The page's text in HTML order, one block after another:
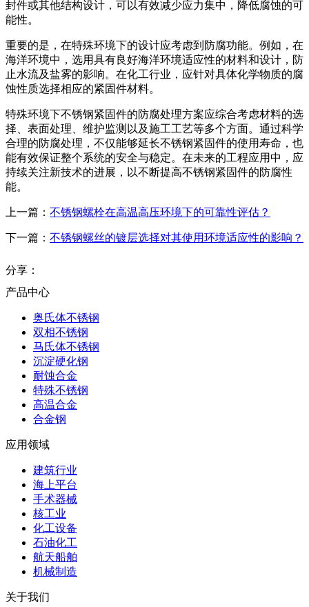
封件或其他结构设计，可以有效减少应力集中，降低腐蚀的可
能性。
重要的是，在特殊环境下的设计应考虑到防腐功能。例如，在
海洋环境中，选用具有良好海洋环境适应性的材料和设计，防
止水流及盐雾的影响。在化工行业，应针对具体化学物质的腐
蚀性质选择相应的紧固件材料。
特殊环境下不锈钢紧固件的防腐处理方案应综合考虑材料的选
择、表面处理、维护监测以及施工工艺等多个方面。通过科学
合理的防腐处理，不仅能够延长不锈钢紧固件的使用寿命，也
能有效保证整个系统的安全与稳定。在未来的工程应用中，应
持续关注新技术的进展，以不断提高不锈钢紧固件的防腐性
能。
上一篇： 不锈钢螺栓在高温高压环境下的可靠性评估？
下一篇： 不锈钢螺丝的镀层选择对其使用环境适应性的影响？
分享：
产品中心
奥氏体不锈钢
双相不锈钢
马氏体不锈钢
沉淀硬化钢
耐蚀合金
特殊不锈钢
高温合金
合金钢
应用领域
建筑行业
海上平台
手术器械
核工业
化工设备
石油化工
航天船舶
机械制造
关于我们